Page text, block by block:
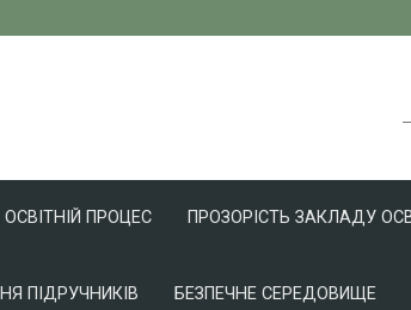
ОСВІТНІЙ ПРОЦЕС ПРОЗОРІСТЬ ЗАКЛАДУ
ПІДРУЧНИКІВ БЕЗПЕЧНЕ СЕРЕДОВИЩЕ